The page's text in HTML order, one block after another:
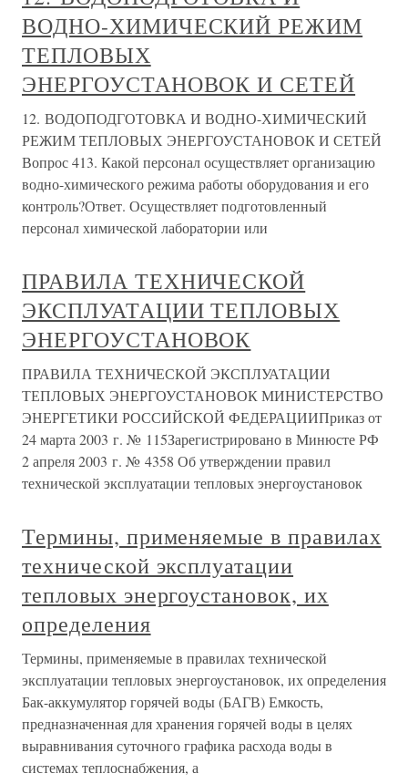
ВОДНО-ХИМИЧЕСКИЙ РЕЖИМ
ТЕПЛОВЫХ
ЭНЕРГОУСТАНОВОК И СЕТЕЙ
12. ВОДОПОДГОТОВКА И ВОДНО-ХИМИЧЕСКИЙ
РЕЖИМ ТЕПЛОВЫХ ЭНЕРГОУСТАНОВОК И СЕТЕЙ
Вопрос 413. Какой персонал осуществляет организацию
водно-химического режима работы оборудования и его
контроль?Ответ. Осуществляет подготовленный
персонал химической лаборатории или
ПРАВИЛА ТЕХНИЧЕСКОЙ
ЭКСПЛУАТАЦИИ ТЕПЛОВЫХ
ЭНЕРГОУСТАНОВОК
ПРАВИЛА ТЕХНИЧЕСКОЙ ЭКСПЛУАТАЦИИ
ТЕПЛОВЫХ ЭНЕРГОУСТАНОВОК МИНИСТЕРСТВО
ЭНЕРГЕТИКИ РОССИЙСКОЙ ФЕДЕРАЦИИПриказ от
24 марта 2003 г. № 115Зарегистрировано в Минюсте РФ
2 апреля 2003 г. № 4358 Об утверждении правил
технической эксплуатации тепловых энергоустановок
Термины, применяемые в правилах
технической эксплуатации
тепловых энергоустановок, их
определения
Термины, применяемые в правилах технической
эксплуатации тепловых энергоустановок, их определения
Бак-аккумулятор горячей воды (БАГВ) Емкость,
предназначенная для хранения горячей воды в целях
выравнивания суточного графика расхода воды в
системах теплоснабжения, а